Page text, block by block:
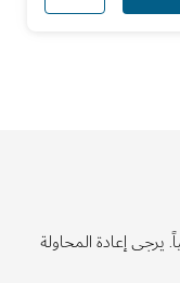
يرجى إعادة المحاولة